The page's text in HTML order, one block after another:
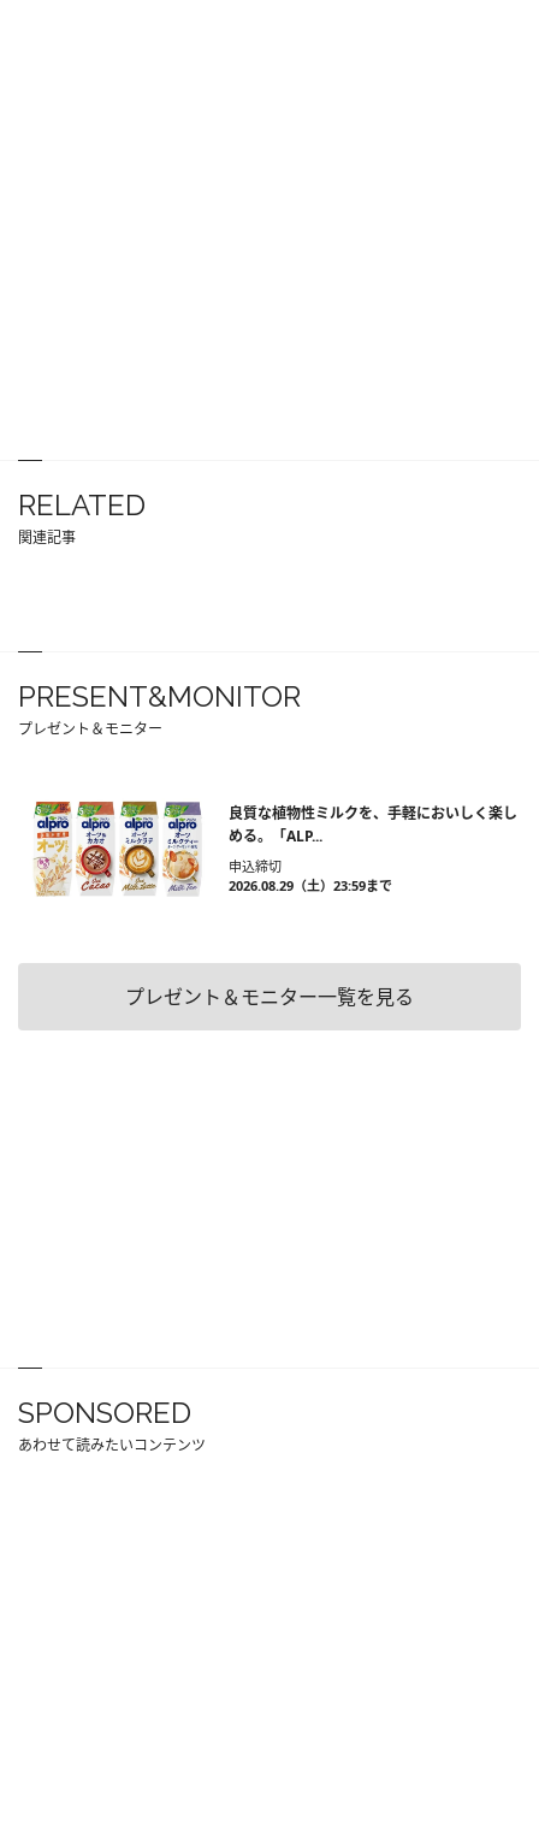
RELATED
関連記事
PRESENT&MONITOR
プレゼント＆モニター
良質な植物性ミルクを、手軽においしく楽し
める。「ALP...
申込締切
2026.08.29（土）23:59まで
プレゼント＆モニター一覧を見る
SPONSORED
あわせて読みたいコンテンツ